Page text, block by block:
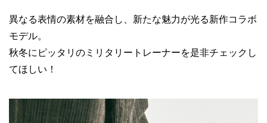
異なる表情の素材を融合し、新たな魅力が光る新作コラボ
モデル。
秋冬にピッタリのミリタリートレーナーを是非チェックし
てほしい！